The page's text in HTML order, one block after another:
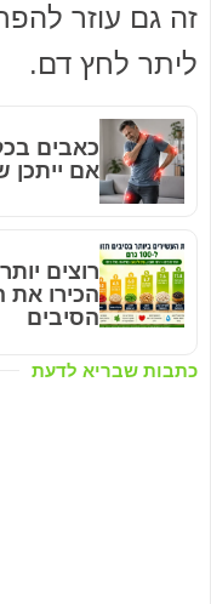
זה גם עוזר
ליתר לחץ דם.
כתבות שבריא לדעת
כאבים
אם ייתכן
רוצים
הכירו את
הסיבים